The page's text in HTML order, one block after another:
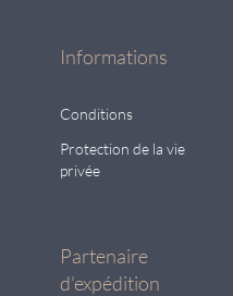
Informations
Conditions
Protection de la vie
privée
Partenaire
d'expédition